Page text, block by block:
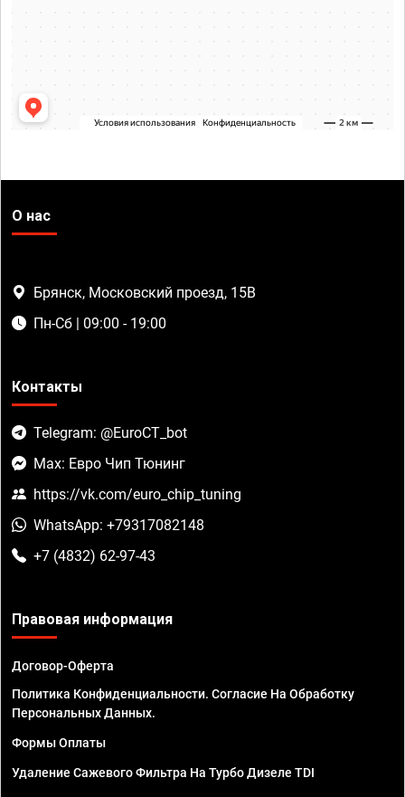
О нас
Брянск, Московский проезд, 15В
Пн-Сб | 09:00 - 19:00
Контакты
Telegram: @EuroCT_bot
Max: Евро Чип Тюнинг
https://vk.com/euro_chip_tuning
WhatsApp: +79317082148
+7 (4832) 62-97-43
Правовая информация
Договор-Оферта
Политика Конфиденциальности. Согласие На Обработку
Персональных Данных.
Формы Оплаты
Удаление Сажевого Фильтра На Турбо Дизеле TDI